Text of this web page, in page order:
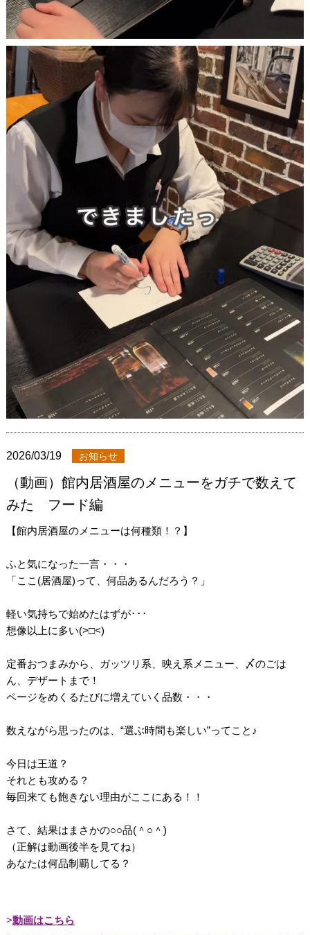
2026/03/19 お知らせ
（動画）館内居酒屋のメニューをガチで数えて
みた フード編
【館内居酒屋のメニューは何種類！？】
ふと気になった一言・・・
「ここ(居酒屋)って、何品あるんだろう？」
軽い気持ちで始めたはずが･･･
想像以上に多い(>□<)
定番おつまみから、ガッツリ系、映え系メニュー、〆のごは
ん、デザートまで！
ページをめくるたびに増えていく品数・・・
数えながら思ったのは、“選ぶ時間も楽しい”ってこと♪
今日は王道？
それとも攻める？
毎回来ても飽きない理由がここにある！！
さて、結果はまさかの○○品(＾○＾)
（正解は動画後半を見てね）
あなたは何品制覇してる？
動画はこちら